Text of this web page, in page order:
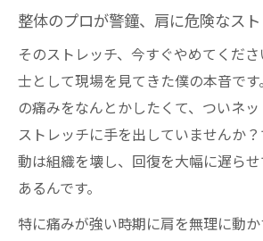
整体師と理学療法士、原因
稲城市で整体を受ける前の
💡 リラスポの出張整体（オンラ
ついて
理学療法士が捉える整体現場の
整体で体感する稲城・多摩
理学療法士目線の出張整体
整体院レビューでは分から
整体のプロが警鐘、肩に危険なス
そのストレッチ、今すぐやめてくださ
士として現場を見てきた僕の本音で
の痛みをなんとかしたくて、ついネ
ストレッチに手を出していませんか
動は組織を壊し、回復を大幅に遅ら
あるんです。
特に痛みが強い時期に肩を無理に動